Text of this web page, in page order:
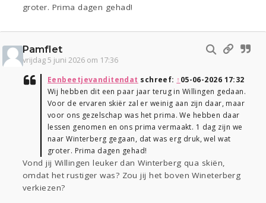
groter. Prima dagen gehad!
Pamflet
vrijdag 5 juni 2026 om 17:36
Eenbeetjevanditendat schreef: ↑05-06-2026 17:32
Wij hebben dit een paar jaar terug in Willingen gedaan.
Voor de ervaren skiër zal er weinig aan zijn daar, maar
voor ons gezelschap was het prima. We hebben daar
lessen genomen en ons prima vermaakt. 1 dag zijn we
naar Winterberg gegaan, dat was erg druk, wel wat
groter. Prima dagen gehad!
Vond jij Willingen leuker dan Winterberg qua skiën,
omdat het rustiger was? Zou jij het boven Wineterberg
verkiezen?